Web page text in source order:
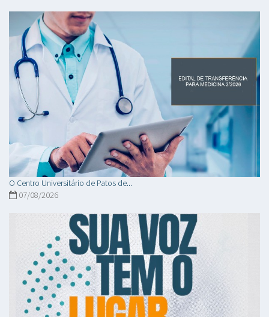
O Centro Universitário de Patos de...
07/08/2026